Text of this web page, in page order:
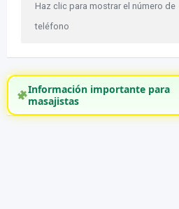
Haz clic para mostrar el número de
teléfono
Información importante para
masajistas